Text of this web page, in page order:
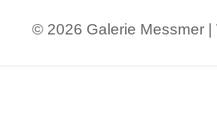
© 2026 Galerie Messmer